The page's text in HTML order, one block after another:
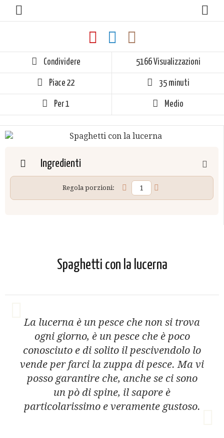
Condividere 5166 Visualizzazioni
Piace 22 35 minuti
Per 1 Medio
Ingredienti
Regola porzioni:
Spaghetti con la lucerna
La lucerna è un pesce che non si trova
ogni giorno, è un pesce che è poco
conosciuto e di solito il pescivendolo lo
vende per farci la zuppa di pesce. Ma vi
posso garantire che, anche se ci sono
un pò di spine, il sapore è
particolarissimo e veramente gustoso.